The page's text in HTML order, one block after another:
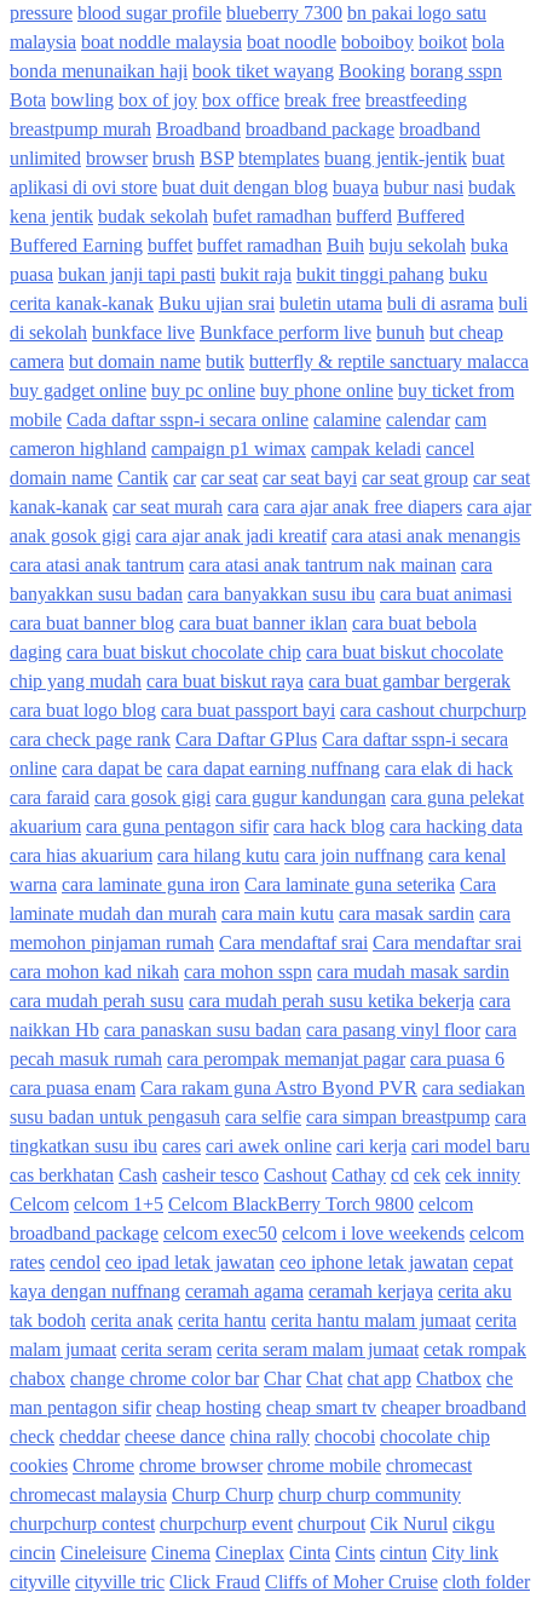
pressure blood sugar profile blueberry 7300 bn pakai logo satu
malaysia boat noddle malaysia boat noodle boboiboy boikot bola
bonda menunaikan haji book tiket wayang Booking borang sspn
Bota bowling box of joy box office break free breastfeeding
breastpump murah Broadband broadband package broadband
unlimited browser brush BSP btemplates buang jentik-jentik buat
aplikasi di ovi store buat duit dengan blog buaya bubur nasi budak
kena jentik budak sekolah bufet ramadhan bufferd Buffered
Buffered Earning buffet buffet ramadhan Buih buju sekolah buka
puasa bukan janji tapi pasti bukit raja bukit tinggi pahang buku
cerita kanak-kanak Buku ujian srai buletin utama buli di asrama buli
di sekolah bunkface live Bunkface perform live bunuh but cheap
camera but domain name butik butterfly & reptile sanctuary malacca
buy gadget online buy pc online buy phone online buy ticket from
mobile Cada daftar sspn-i secara online calamine calendar cam
cameron highland campaign p1 wimax campak keladi cancel
domain name Cantik car car seat car seat bayi car seat group car seat
kanak-kanak car seat murah cara cara ajar anak free diapers cara ajar
anak gosok gigi cara ajar anak jadi kreatif cara atasi anak menangis
cara atasi anak tantrum cara atasi anak tantrum nak mainan cara
banyakkan susu badan cara banyakkan susu ibu cara buat animasi
cara buat banner blog cara buat banner iklan cara buat bebola
daging cara buat biskut chocolate chip cara buat biskut chocolate
chip yang mudah cara buat biskut raya cara buat gambar bergerak
cara buat logo blog cara buat passport bayi cara cashout churpchurp
cara check page rank Cara Daftar GPlus Cara daftar sspn-i secara
online cara dapat be cara dapat earning nuffnang cara elak di hack
cara faraid cara gosok gigi cara gugur kandungan cara guna pelekat
akuarium cara guna pentagon sifir cara hack blog cara hacking data
cara hias akuarium cara hilang kutu cara join nuffnang cara kenal
warna cara laminate guna iron Cara laminate guna seterika Cara
laminate mudah dan murah cara main kutu cara masak sardin cara
memohon pinjaman rumah Cara mendaftaf srai Cara mendaftar srai
cara mohon kad nikah cara mohon sspn cara mudah masak sardin
cara mudah perah susu cara mudah perah susu ketika bekerja cara
naikkan Hb cara panaskan susu badan cara pasang vinyl floor cara
pecah masuk rumah cara perompak memanjat pagar cara puasa 6
cara puasa enam Cara rakam guna Astro Byond PVR cara sediakan
susu badan untuk pengasuh cara selfie cara simpan breastpump cara
tingkatkan susu ibu cares cari awek online cari kerja cari model baru
cas berkhatan Cash casheir tesco Cashout Cathay cd cek cek innity
Celcom celcom 1+5 Celcom BlackBerry Torch 9800 celcom
broadband package celcom exec50 celcom i love weekends celcom
rates cendol ceo ipad letak jawatan ceo iphone letak jawatan cepat
kaya dengan nuffnang ceramah agama ceramah kerjaya cerita aku
tak bodoh cerita anak cerita hantu cerita hantu malam jumaat cerita
malam jumaat cerita seram cerita seram malam jumaat cetak rompak
chabox change chrome color bar Char Chat chat app Chatbox che
man pentagon sifir cheap hosting cheap smart tv cheaper broadband
check cheddar cheese dance china rally chocobi chocolate chip
cookies Chrome chrome browser chrome mobile chromecast
chromecast malaysia Churp Churp churp churp community
churpchurp contest churpchurp event churpout Cik Nurul cikgu
cincin Cineleisure Cinema Cineplax Cinta Cints cintun City link
cityville cityville tric Click Fraud Cliffs of Moher Cruise cloth folder